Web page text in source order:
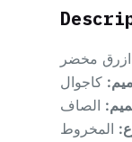
ازرق مخضر
كاجوال
الصاف
المخروط